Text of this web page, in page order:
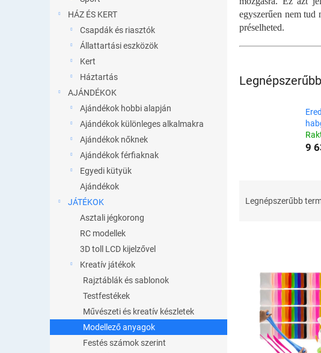
HÁZ ÉS KERT
Csapdák és riasztók
Állattartási eszközök
Kert
Háztartás
AJÁNDÉKOK
Ajándékok hobbi alapján
Ajándékok különleges alkalmakra
Ajándékok nőknek
Ajándékok férfiaknak
Egyedi kütyük
Ajándékok
JÁTÉKOK
Asztali jégkorong
RC modellek
3D toll LCD kijelzővel
Kreatív játékok
Rajztáblák és sablonok
Testfestékek
Művészeti és kreatív készletek
Modellező anyagok
Festés számok szerint
egyszerűen nem
préselheted.
9
Legnépszerűbb